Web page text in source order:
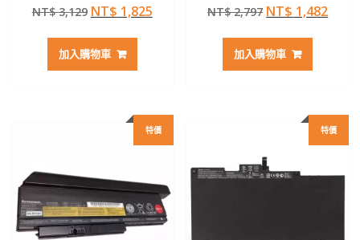
4.50
滿分 5
NT$3,129 原
價
格：
NT$ 1,825目
加入購物車
5.00
滿分 5
NT$2,797 原
價
格：
NT$ 1,482目
加入購物車
特價 特價